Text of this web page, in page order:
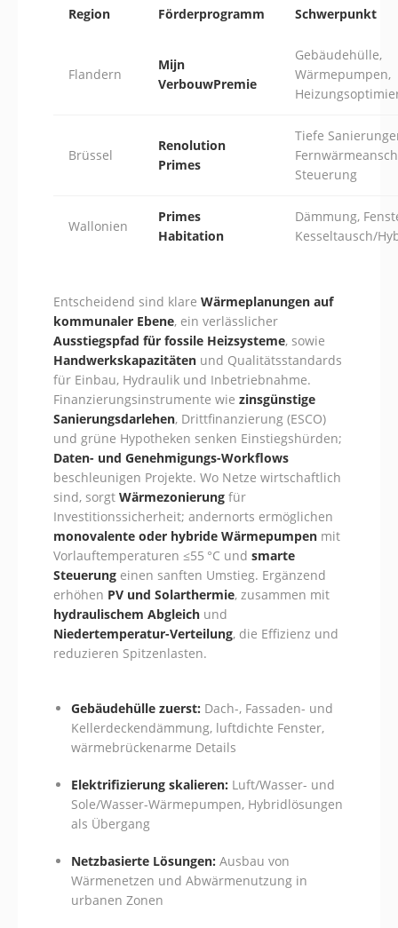
Region Förderprogramm Schwerpunkt
Flandern
Mijn
VerbouwPremie
Gebäudehülle,
Wärmepumpen,
Brüssel
Renolution
Primes
Tiefe
Steuerung
Wallonien
Primes
Habitation
Dämmung,
Kesseltausch/
Entscheidend sind klare Wärmeplanungen auf
kommunaler Ebene, ein verlässlicher
Ausstiegspfad für fossile Heizsysteme, sowie
Handwerkskapazitäten und Qualitätsstandards
für Einbau, Hydraulik und Inbetriebnahme.
Finanzierungsinstrumente wie zinsgünstige
Sanierungsdarlehen, Drittfinanzierung (ESCO)
und grüne Hypotheken senken Einstiegshürden;
Daten- und Genehmigungs-Workflows
beschleunigen Projekte. Wo Netze wirtschaftlich
sind, sorgt Wärmezonierung für
Investitionssicherheit; andernorts ermöglichen
monovalente oder hybride Wärmepumpen mit
Vorlauftemperaturen ≤55 °C und smarte
Steuerung einen sanften Umstieg. Ergänzend
erhöhen PV und Solarthermie, zusammen mit
hydraulischem Abgleich und
Niedertemperatur-Verteilung, die Effizienz und
reduzieren Spitzenlasten.
Gebäudehülle zuerst: Dach-, Fassaden- und
Kellerdeckendämmung, luftdichte Fenster,
wärmebrückenarme Details
Elektrifizierung skalieren: Luft/Wasser- und
Sole/Wasser-Wärmepumpen, Hybridlösungen
als Übergang
Netzbasierte Lösungen: Ausbau von
Wärmenetzen und Abwärmenutzung in
urbanen Zonen